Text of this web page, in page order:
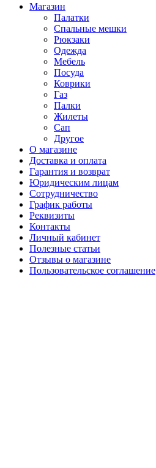
Магазин
Палатки
Спальные мешки
Рюкзаки
Одежда
Мебель
Посуда
Коврики
Газ
Палки
Жилеты
Сап
Другое
О магазине
Доставка и оплата
Гарантия и возврат
Юридическим лицам
Сотрудничество
График работы
Реквизиты
Контакты
Личный кабинет
Полезные статьи
Отзывы о магазине
Пользовательское соглашение